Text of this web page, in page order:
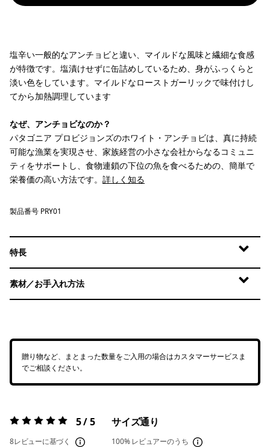
塩辛い一般的なアンチョビと違い、マイルドな風味と繊細な食感
が特徴です。塩漬けせずに缶詰めしているため、身がふっくらと
淡い色をしています。マイルドなローストガーリックで味付けし
てから加熱調理しています
なぜ、アンチョビなのか？
パタゴニア プロビジョンズのホワイト・アンチョビは、真に持続
可能な漁業を実現させ、家族経営の小さな会社からなるコミュニ
ティをサポートし、食物連鎖の下位の魚を食べるための、簡単で
栄養価の高い方法です。 詳しく知る
製品番号 PRY01
特長
素材／お手入れ方法
贈り物など、まとまった数量をご入用の場合はカスタマーサービスま
でご相談ください。
評価:5 / 5 5 / 5
8レビューに基づく
サイズ通り
100% レビュアーのうち